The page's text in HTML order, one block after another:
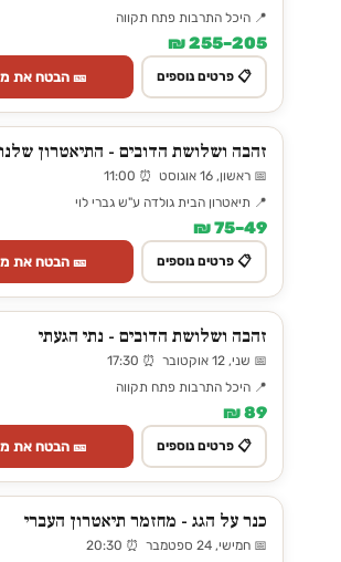
📍 היכל התרבות פתח תקווה
205–255 ₪
📋 פרטים נוספים 🎫 הבטח את
זהבה ושלושת הדובים - התיאטרון שלנו
📅 ראשון, 16 אוגוסט ⏰ 11:00
📍 תיאטרון הבית גולדה ע"ש גברי לוי
49–75 ₪
📋 פרטים נוספים 🎫 הבטח את
זהבה ושלושת הדובים - נתי הגעתי
📅 שני, 12 אוקטובר ⏰ 17:30
📍 היכל התרבות פתח תקווה
89 ₪
📋 פרטים נוספים 🎫 הבטח את
כנר על הגג - מחזמר תיאטרון העברי
📅 חמישי, 24 ספטמבר ⏰ 20:30